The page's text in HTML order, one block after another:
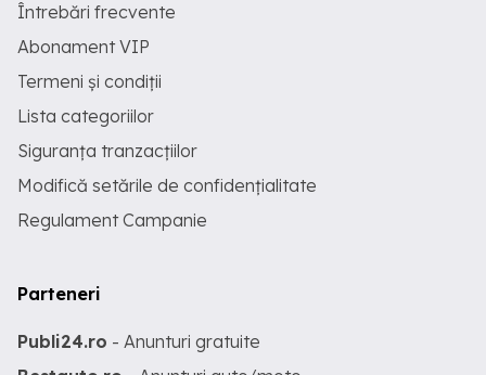
Întrebări frecvente
Abonament VIP
Termeni și condiții
Lista categoriilor
Siguranța tranzacțiilor
Modifică setările de confidențialitate
Regulament Campanie
Parteneri
Publi24.ro - Anunturi gratuite